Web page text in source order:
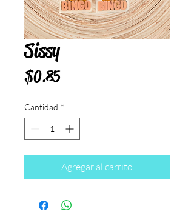
Sissy
$0.85Precio
Cantidad *
Agregar al carrito